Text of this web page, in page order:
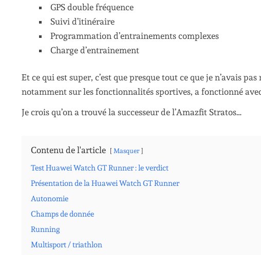
GPS double fréquence
Suivi d’itinéraire
Programmation d’entrainements complexes
Charge d’entrainement
Et ce qui est super, c’est que presque tout ce que je n’avais
notamment sur les fonctionnalités sportives, a fonctionné
Je crois qu’on a trouvé la successeur de l’Amazfit Stratos…
Contenu de l'article Masquer
Test Huawei Watch GT Runner : le verdict
Présentation de la Huawei Watch GT Runner
Autonomie
Champs de donnée
Running
Multisport / triathlon